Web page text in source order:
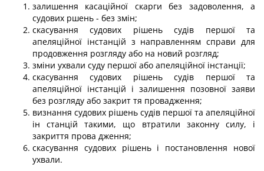
залишення касаційної скарги без задоволення, а
судових ршень - без змін;
скасування судових рішень судів першої та
апеляційної інстанцій з направленням справи для
продовження розгляду або на новий розгляд;
зміни ухвали суду першої або апеляційної інстанції;
скасування судових рішень судів першої та
апеляційної інстанцій і залишення позовної заяви
без розгляду або закрит тя провадження;
визнання судових рішень судів першої та апеляційної
ін станцій такими, що втратили законну силу, і
закриття прова дження;
скасування судових рішень і постановлення нової
ухвали.